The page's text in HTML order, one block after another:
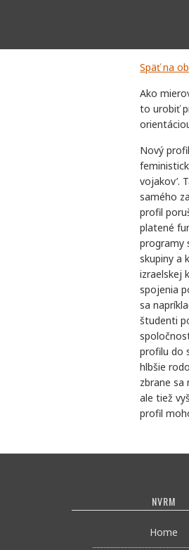
Späť na
Ako
to urobiť
Nový
vojakov’.
samého
profil
platené
programy
skupiny a
izraelskej
spojenia
sa
študenti
profilu do
hlbšie
zbrane sa
ale tiež
profil
NVRM
Home